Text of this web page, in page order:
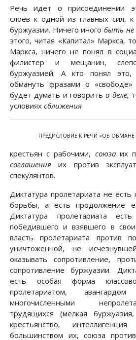
Речь идет о присоединении
слоев к одной из главных сил,
буржуазии. Ничего иного быть
этого, читая «Капитал» Маркса,
Маркса, ничего не понял в
филистер и мещанин,
буржуазией. А кто понял
обмануть фразами о «свободе»
будет думать и говоритьо деле,
условиях сближения
ПРЕДИСЛОВИЕ К РЕЧИ «ОБ
крестьян с рабочими, союзаих
соглашения их против
спекулянтов.
Диктатура пролетариата не есть
борьбы, а есть продолжение
Диктатура пролетариата
победившего и взявшего в
власть пролетариата против
уничтоженной, не
оказывать сопротивление,
сопротивление буржуазии.
есть особая форма
пролетариатом,
многочисленными
трудящихся (мелкая
крестьянство,
большинством их, союза